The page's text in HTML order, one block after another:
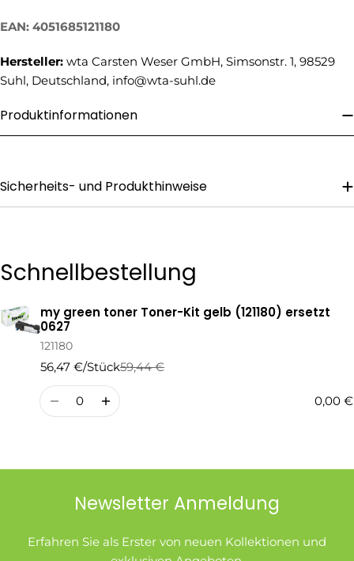
Ihr
Ihre
Ihre
Telefonnummer
Frage Senden
EAN: 4051685121180
Hersteller: wta Carsten Weser GmbH, Simsonstr. 1, 98529
Suhl, Deutschland, info@wta-suhl.de
Produktinformationen
Sicherheits- und Produkthinweise
Schnellbestellung
Ihr
Warenkorb
my green toner Toner-Kit gelb (121180) ersetzt
0627
121180
56,47 €/Stück
Regulärer
Preis
59,44 €
Verkaufspreis
Menge
0,00 €
Newsletter Anmeldung
Erfahren Sie als Erster von neuen Kollektionen und